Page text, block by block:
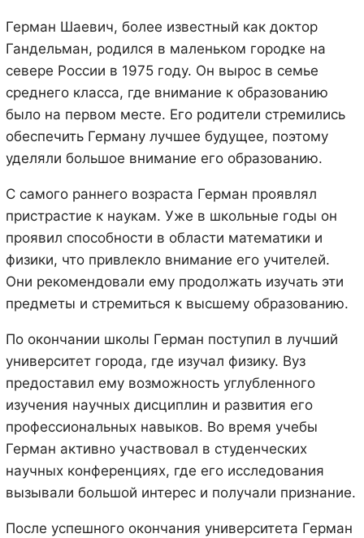
Герман Шаевич, более известный как доктор
Гандельман, родился в маленьком городке на
севере России в 1975 году. Он вырос в семье
среднего класса, где внимание к образованию
было на первом месте. Его родители стремились
обеспечить Герману лучшее будущее, поэтому
уделяли большое внимание его образованию.
С самого раннего возраста Герман проявлял
пристрастие к наукам. Уже в школьные годы он
проявил способности в области математики и
физики, что привлекло внимание его учителей.
Они рекомендовали ему продолжать изучать эти
предметы и стремиться к высшему образованию.
По окончании школы Герман поступил в лучший
университет города, где изучал физику. Вуз
предоставил ему возможность углубленного
изучения научных дисциплин и развития его
профессиональных навыков. Во время учебы
Герман активно участвовал в студенческих
научных конференциях, где его исследования
вызывали большой интерес и получали признание.
После успешного окончания университета Герман